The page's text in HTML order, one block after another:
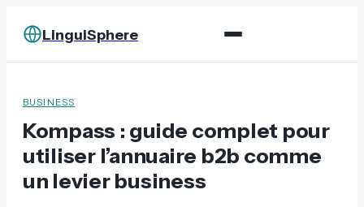
LinguiSphere
BUSINESS
Kompass : guide complet pour
utiliser l’annuaire b2b comme
un levier business